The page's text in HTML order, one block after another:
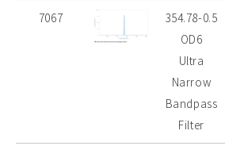
7067
354.78-0.5
OD6
Ultra
Narrow
Bandpass
Filter